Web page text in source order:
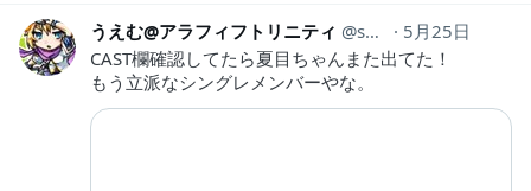
うえむ@アラフィフトリニティ shockn55
5月25日
CAST欄確認してたら夏目ちゃんまた出てた！
もう立派なシングレメンバーやな。